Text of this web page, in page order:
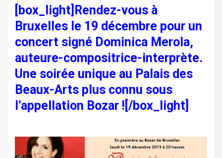
[box_light] Rendez-vous à
Bruxelles le 19 décembre pour un
concert signé Dominica Merola,
auteure-compositrice-interprète.
Une soirée unique au Palais des
Beaux-Arts plus connu sous
l’appellation Bozar ![/box_light]